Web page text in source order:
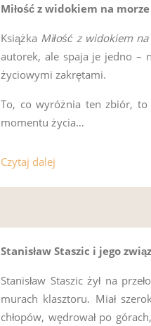
Miłość z widokiem na morze
Książka Miłość z widokiem
autorek, ale spaja je jedno –
życiowymi zakrętami.
To, co wyróżnia ten zbiór,
momentu życia…
Czytaj dalej
Stanisław Staszic i jego
Stanisław Staszic żył na
murach klasztoru. Miał
chłopów, wędrował po